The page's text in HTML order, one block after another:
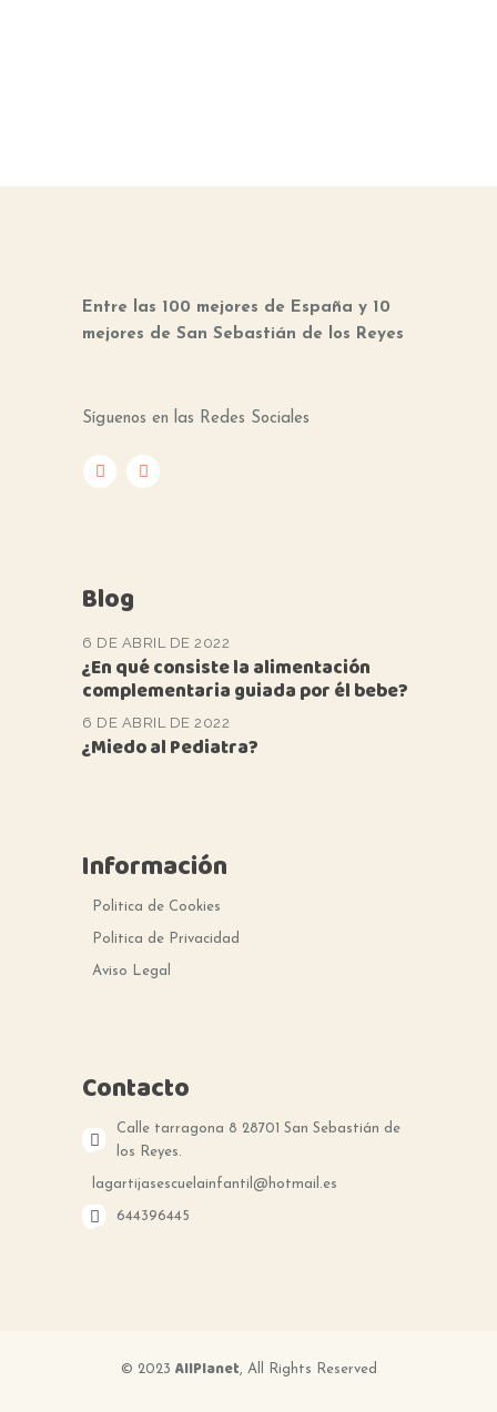
Entre las 100 mejores de España y 10
mejores de San Sebastián de los Reyes
Síguenos en las Redes Sociales
Blog
6 DE ABRIL DE 2022
¿En qué consiste la alimentación
complementaria guiada por él bebe?
6 DE ABRIL DE 2022
¿Miedo al Pediatra?
Información
Politica de Cookies
Politica de Privacidad
Aviso Legal
Contacto
Calle tarragona 8 28701 San Sebastián de
los Reyes.
lagartijasescuelainfantil@hotmail.es
644396445
© 2023 AllPlanet , All Rights Reserved